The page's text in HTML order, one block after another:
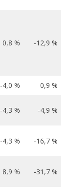
0,8 % -12,9 %
-4,0 % 0,9 %
-4,3 % -4,9 %
-4,3 % -16,7 %
8,9 % -31,7 %